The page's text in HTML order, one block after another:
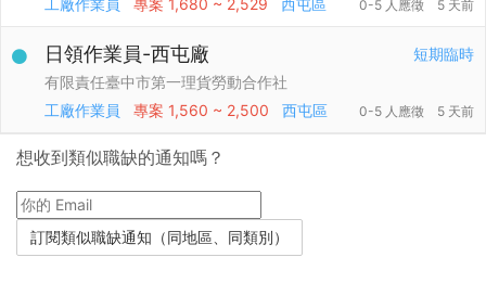
0-5 人應徵 5 天前
短期臨時
日領作業員-西屯廠
有限責任臺中市第一理貨勞動合作社
工廠作業員
專案 1,560 ~ 2,500 西屯區 0-5 人應徵 5 天前
想收到類似職缺的通知嗎？